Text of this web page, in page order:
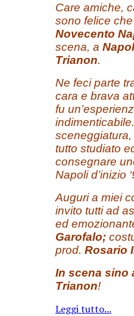
Care amiche,
sono felice
Novecento
scena, a
Trianon.
Ne feci parte
cara e brava
fu
tutto studiato
consegnare
Napoli d’inizio
Auguri a miei
invito tutti ad
ed
Garofalo;
prod. Rosario
In scena sino
Trianon!
Leggi tutto...